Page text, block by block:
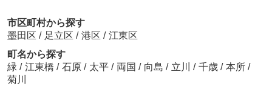
市区町村から探す
墨田区 / 足立区 / 港区 / 江東区
町名から探す
緑 / 江東橋 / 石原 / 太平 / 両国 / 向島 / 立川 / 千歳 / 本所 /
菊川